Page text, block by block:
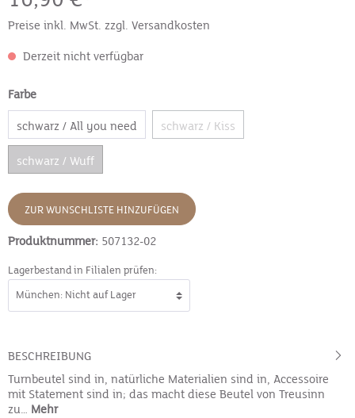
Preise inkl. MwSt. zzgl. Versandkosten
Derzeit nicht verfügbar
Farbe
schwarz / All you need schwarz / Kiss
schwarz / Wuff
ZUR WUNSCHLISTE HINZUFÜGEN
Produktnummer: 507132-02
Lagerbestand in Filialen prüfen:
BESCHREIBUNG
Turnbeutel sind in, natürliche Materialien sind in, Accessoire
mit Statement sind in; das macht diese Beutel von Treusinn
zu… Mehr